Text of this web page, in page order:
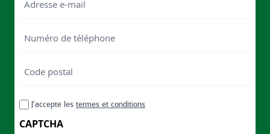
de
postal
postal
RGPDJ’accepte les termes et conditions
CAPTCHA